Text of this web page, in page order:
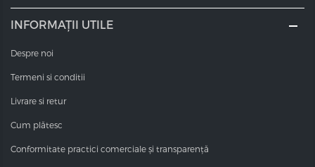
INFORMAȚII UTILE
Despre noi
Termeni si conditii
Livrare si retur
Cum plătesc
Conformitate practici comerciale și transparență